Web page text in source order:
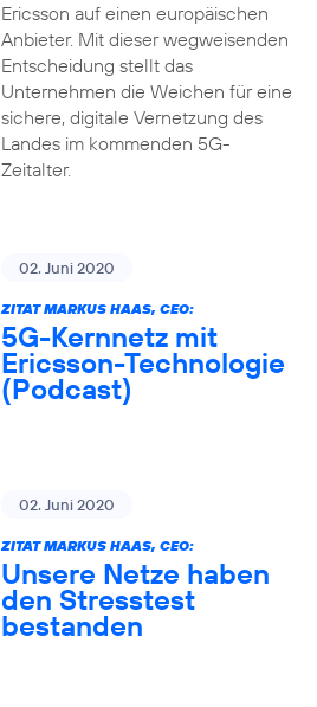
Ericsson auf einen europäischen
Anbieter. Mit dieser wegweisenden
Entscheidung stellt das
Unternehmen die Weichen für eine
sichere, digitale Vernetzung des
Landes im kommenden 5G-
Zeitalter.
02. Juni 2020
ZITAT MARKUS HAAS, CEO:
5G-Kernnetz mit
Ericsson-Technologie
(Podcast)
02. Juni 2020
ZITAT MARKUS HAAS, CEO:
Unsere Netze haben
den Stresstest
bestanden